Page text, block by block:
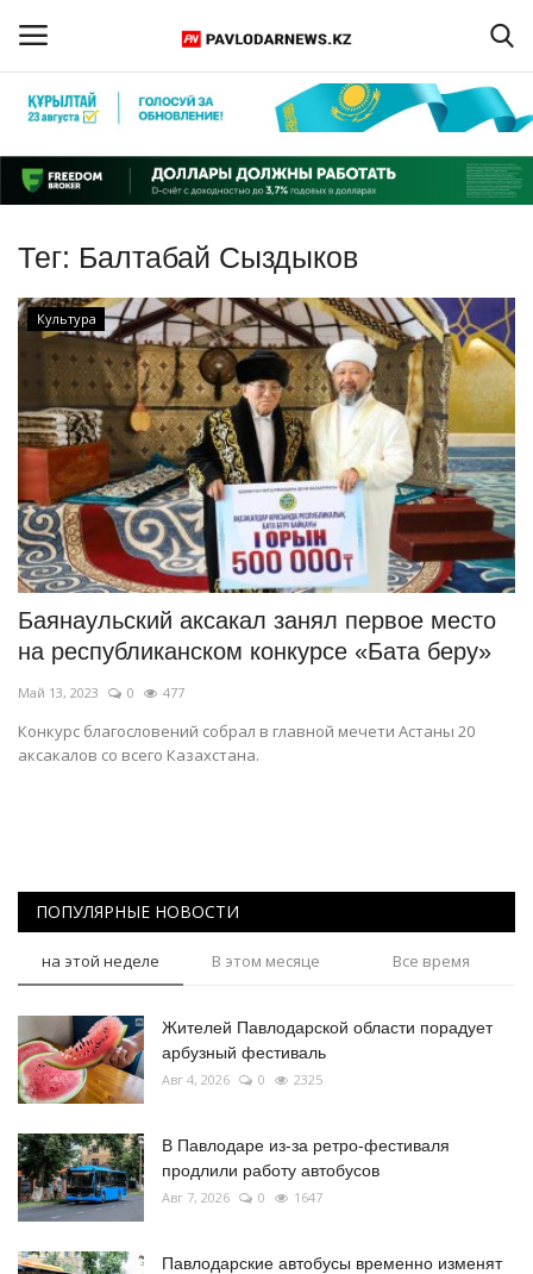
Регистрация
Главная
Обратная связь
ПАВЛОДАРСКАЯ ОБЛАСТЬ
КАЗАХСТАН
МИР
СПЕЦПРОЕКТЫ
СПОРТ
Чек-лист
РАЗВЛЕЧЕНИЯ
OFFICIAL
Қазақша Русский
Тег: Балтабай Сыздыков
Культура
Баянаульский аксакал занял первое место
на республиканском конкурсе «Бата беру»
Май 13, 2023 0 477
Конкурс благословений собрал в главной мечети Астаны 20
аксакалов со всего Казахстана.
ПОПУЛЯРНЫЕ НОВОСТИ
на этой неделе В этом месяце Все время
Жителей Павлодарской области порадует
арбузный фестиваль
Авг 4, 2026 0 2325
В Павлодаре из-за ретро-фестиваля
продлили работу автобусов
Авг 7, 2026 0 1647
Павлодарские автобусы временно изменят